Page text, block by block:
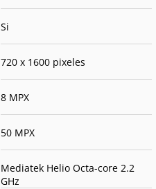
Si
720 x 1600 pixeles
8 MPX
50 MPX
Mediatek Helio Octa-core 2.2
GHz